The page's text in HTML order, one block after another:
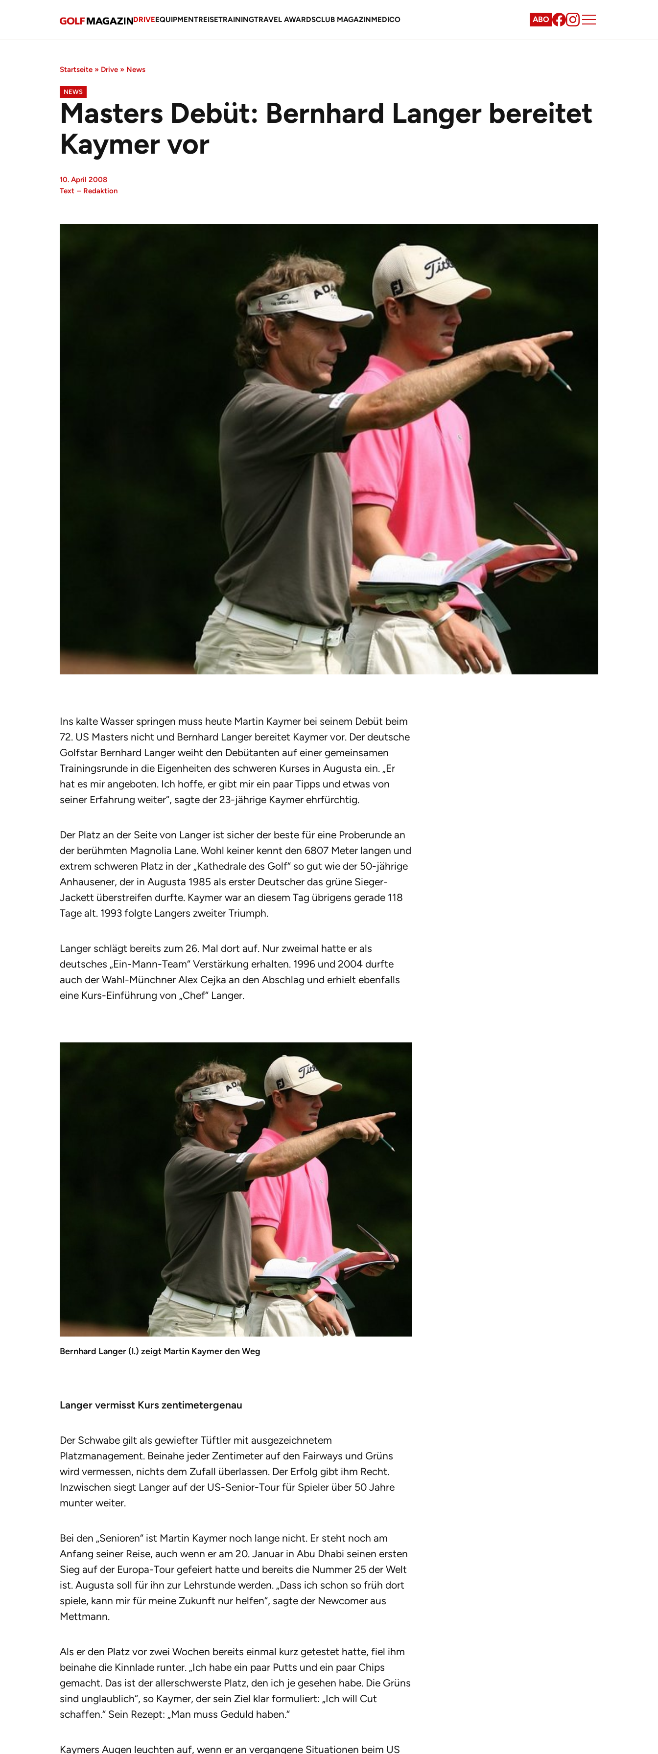
DRIVEEQUIPMENTREISETRAININGTRAVEL AWARDSCLUB MAGAZINMEDICO ABO
Startseite » Drive » News
NEWS
Masters Debüt: Bernhard Langer bereitet
Kaymer vor
10. April 2008
Text – Redaktion
Ins kalte Wasser springen muss heute Martin Kaymer bei seinem Debüt beim
72. US Masters nicht und Bernhard Langer bereitet Kaymer vor. Der deutsche
Golfstar Bernhard Langer weiht den Debütanten auf einer gemeinsamen
Trainingsrunde in die Eigenheiten des schweren Kurses in Augusta ein. „Er
hat es mir angeboten. Ich hoffe, er gibt mir ein paar Tipps und etwas von
seiner Erfahrung weiter“, sagte der 23-jährige Kaymer ehrfürchtig.
Der Platz an der Seite von Langer ist sicher der beste für eine Proberunde an
der berühmten Magnolia Lane. Wohl keiner kennt den 6807 Meter langen und
extrem schweren Platz in der „Kathedrale des Golf“ so gut wie der 50-jährige
Anhausener, der in Augusta 1985 als erster Deutscher das grüne Sieger-
Jackett überstreifen durfte. Kaymer war an diesem Tag übrigens gerade 118
Tage alt. 1993 folgte Langers zweiter Triumph.
Langer schlägt bereits zum 26. Mal dort auf. Nur zweimal hatte er als
deutsches „Ein-Mann-Team“ Verstärkung erhalten. 1996 und 2004 durfte
auch der Wahl-Münchner Alex Cejka an den Abschlag und erhielt ebenfalls
eine Kurs-Einführung von „Chef“ Langer.
Bernhard Langer (l.) zeigt Martin Kaymer den Weg
Langer vermisst Kurs zentimetergenau
Der Schwabe gilt als gewiefter Tüftler mit ausgezeichnetem
Platzmanagement. Beinahe jeder Zentimeter auf den Fairways und Grüns
wird vermessen, nichts dem Zufall überlassen. Der Erfolg gibt ihm Recht.
Inzwischen siegt Langer auf der US-Senior-Tour für Spieler über 50 Jahre
munter weiter.
Bei den „Senioren“ ist Martin Kaymer noch lange nicht. Er steht noch am
Anfang seiner Reise, auch wenn er am 20. Januar in Abu Dhabi seinen ersten
Sieg auf der Europa-Tour gefeiert hatte und bereits die Nummer 25 der Welt
ist. Augusta soll für ihn zur Lehrstunde werden. „Dass ich schon so früh dort
spiele, kann mir für meine Zukunft nur helfen“, sagte der Newcomer aus
Mettmann.
Als er den Platz vor zwei Wochen bereits einmal kurz getestet hatte, fiel ihm
beinahe die Kinnlade runter. „Ich habe ein paar Putts und ein paar Chips
gemacht. Das ist der allerschwerste Platz, den ich je gesehen habe. Die Grüns
sind unglaublich“, so Kaymer, der sein Ziel klar formuliert: „Ich will Cut
schaffen.“ Sein Rezept: „Man muss Geduld haben.“
Kaymers Augen leuchten auf, wenn er an vergangene Situationen beim US